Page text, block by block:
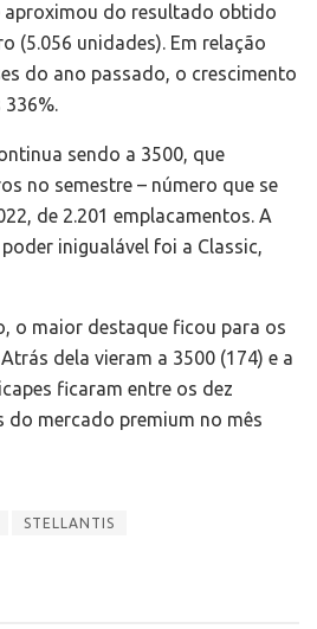
aproximou do resultado obtido
(5.056 unidades). Em relação
do ano passado, o crescimento
sendo a 3500, que
no semestre – número que se
de 2.201 emplacamentos. A
inigualável foi a Classic,
o maior destaque ficou para os
dela vieram a 3500 (174) e a
ficaram entre os dez
do mercado premium no mês
STELLANTIS